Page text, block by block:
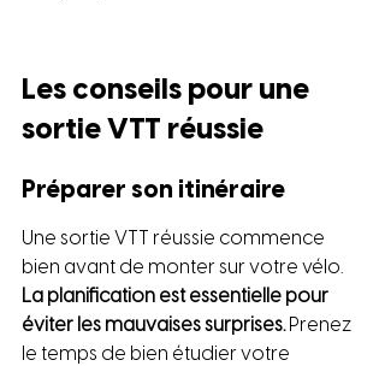
Les conseils pour une
sortie VTT réussie
Préparer son itinéraire
Une sortie VTT réussie commence
bien avant de monter sur votre vélo.
La planification est essentielle pour
éviter les mauvaises surprises. Prenez
le temps de bien étudier votre